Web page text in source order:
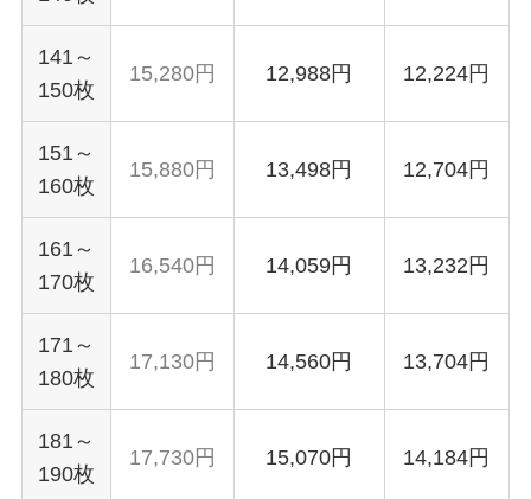
141～
150枚
15,280円 12,988円 12,224円
151～
160枚
15,880円 13,498円 12,704円
161～
170枚
16,540円 14,059円 13,232円
171～
180枚
17,130円 14,560円 13,704円
181～
190枚
17,730円 15,070円 14,184円